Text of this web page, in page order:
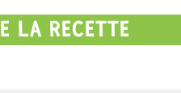
LA RECETTE